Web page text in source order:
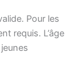
Pour les
requis. L’âge